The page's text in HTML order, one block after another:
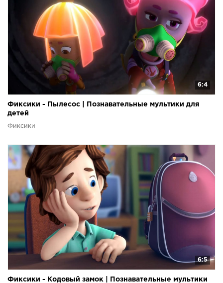
6:4
Фиксики - Пылесос | Познавательные мультики для
детей
Фиксики
6:5
Фиксики - Кодовый замок | Познавательные мультики